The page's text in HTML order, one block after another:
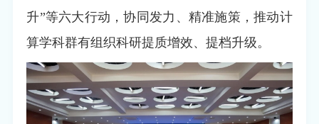
升”等六大行动，协同发力、精准施策，推动计
算学科群有组织科研提质增效、提档升级。